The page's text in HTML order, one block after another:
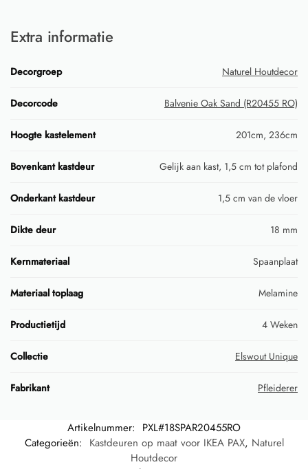
Extra informatie
Decorgroep Naturel Houtdecor
Decorcode Balvenie Oak Sand (R20455 RO)
Hoogte kastelement 201cm, 236cm
Bovenkant kastdeur Gelijk aan kast, 1,5 cm tot plafond
Onderkant kastdeur 1,5 cm van de vloer
Dikte deur 18 mm
Kernmateriaal Spaanplaat
Materiaal toplaag Melamine
Productietijd 4 Weken
Collectie Elswout Unique
Fabrikant Pfleiderer
Artikelnummer: PXL#18SPAR20455RO
Categorieën: Kastdeuren op maat voor IKEA PAX, Naturel
Houtdecor